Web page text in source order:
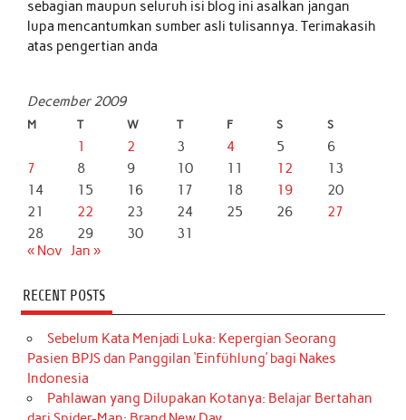
sebagian maupun seluruh isi blog ini asalkan jangan
lupa mencantumkan sumber asli tulisannya. Terimakasih
atas pengertian anda
December 2009
M T W T F S S
1 2 3 4 5
6
7
8 9 10 11 12
13
14
15 16 17 18 19
20
21
22 23 24 25 26
27
28
29 30
31
« Nov Jan »
RECENT POSTS
Sebelum Kata Menjadi Luka: Kepergian Seorang
Pasien BPJS dan Panggilan ‘Einfühlung’ bagi Nakes
Indonesia
Pahlawan yang Dilupakan Kotanya: Belajar Bertahan